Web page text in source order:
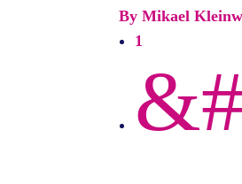
By Mikael
1